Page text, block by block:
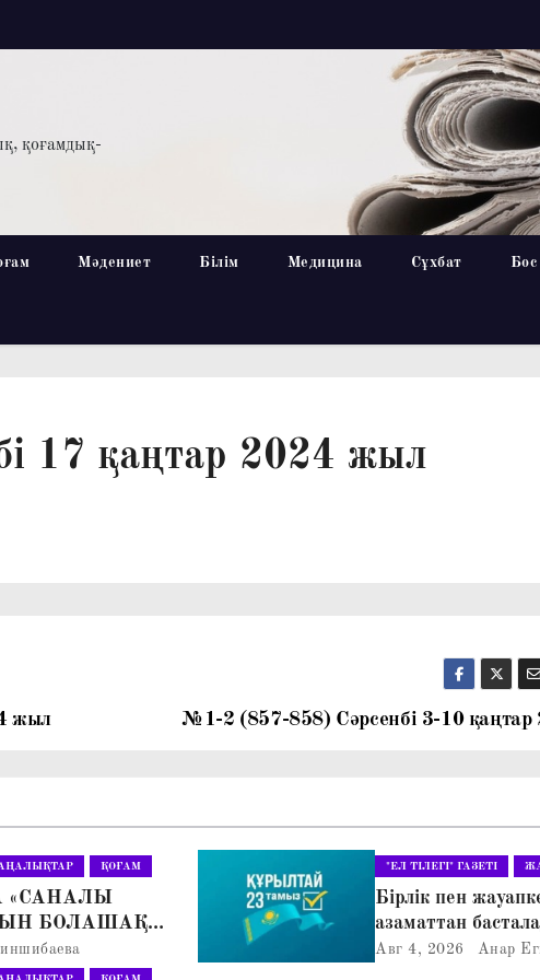
қоғамдық-
Мәдениет Білім Медицина Сұхбат
17 қаңтар 2024 жыл
№1-2 (857-858) Сәрсенбі 3-10
жыл
ҚОҒАМ
«САНАЛЫ
БОЛАШАҚ»
МӘЖІЛІС
"ЕЛ ТІЛЕГІ" ГАЗЕТІ
Бірлік пен
азаматтан
Авг 4, 2026 Анар